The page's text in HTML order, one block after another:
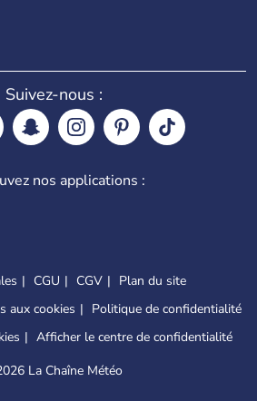
Suivez-nous :
nos applications :
CGU CGV
Plan du site
aux cookies
Politique de confidentialité
Afficher le centre de confidentialité
La Chaîne Météo